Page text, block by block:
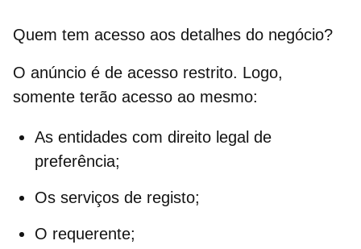
Quem tem acesso aos detalhes do negócio?
O anúncio é de acesso restrito. Logo,
somente terão acesso ao mesmo:
As entidades com direito legal de
preferência;
Os serviços de registo;
O requerente;